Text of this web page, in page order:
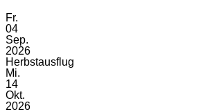
Fr.
04
Sep.
2026
Herbstausflug
Mi.
14
Okt.
2026